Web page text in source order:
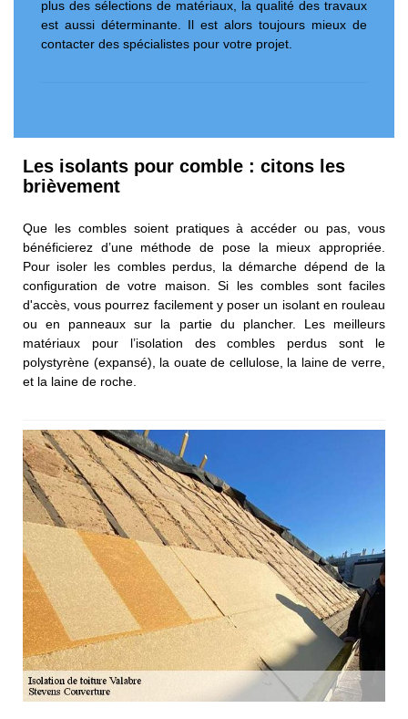
plus des sélections de matériaux, la qualité des travaux
est aussi déterminante. Il est alors toujours mieux de
contacter des spécialistes pour votre projet.
Les isolants pour comble : citons les
brièvement
Que les combles soient pratiques à accéder ou pas, vous
bénéficierez d’une méthode de pose la mieux appropriée.
Pour isoler les combles perdus, la démarche dépend de la
configuration de votre maison. Si les combles sont faciles
d'accès, vous pourrez facilement y poser un isolant en rouleau
ou en panneaux sur la partie du plancher. Les meilleurs
matériaux pour l’isolation des combles perdus sont le
polystyrène (expansé), la ouate de cellulose, la laine de verre,
et la laine de roche.